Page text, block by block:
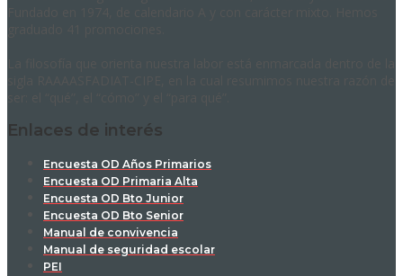
Enlaces de interés
Encuesta OD Años Primarios
Encuesta OD Primaria Alta
Encuesta OD Bto Junior
Encuesta OD Bto Senior
Manual de convivencia
Manual de seguridad escolar
PEI